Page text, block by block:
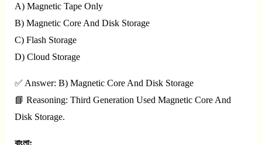
A) Magnetic Tape Only
B) Magnetic Core And Disk Storage
C) Flash Storage
D) Cloud Storage
✅ Answer: B) Magnetic Core And Disk Storage
📘 Reasoning: Third Generation Used Magnetic Core And
Disk Storage.
বাংলা: